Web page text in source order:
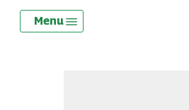
Skip
Menu
Menu